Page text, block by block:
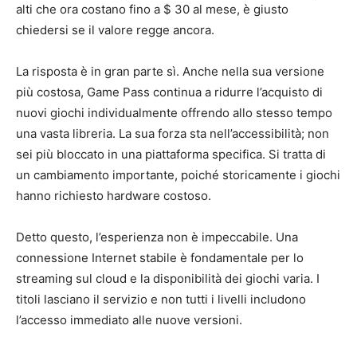
alti che ora costano fino a $ 30 al mese, è giusto
chiedersi se il valore regge ancora.
La risposta è in gran parte sì. Anche nella sua versione
più costosa, Game Pass continua a ridurre l’acquisto di
nuovi giochi individualmente offrendo allo stesso tempo
una vasta libreria. La sua forza sta nell’accessibilità; non
sei più bloccato in una piattaforma specifica. Si tratta di
un cambiamento importante, poiché storicamente i giochi
hanno richiesto hardware costoso.
Detto questo, l’esperienza non è impeccabile. Una
connessione Internet stabile è fondamentale per lo
streaming sul cloud e la disponibilità dei giochi varia. I
titoli lasciano il servizio e non tutti i livelli includono
l’accesso immediato alle nuove versioni.